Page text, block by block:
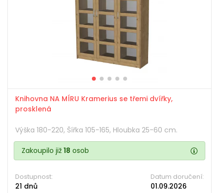
Knihovna NA MÍRU Kramerius se třemi dvířky,
prosklená
Výška 180-220, Šířka 105-165, Hloubka 25-60 cm.
Zakoupilo již 18 osob
Dostupnost:
21 dnů
Datum doručení:
01.09.2026